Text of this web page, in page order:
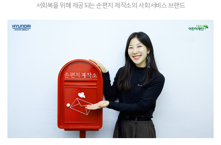
서회복을 위해 제공되는 손편지 제작소의 사회서비스 브랜드